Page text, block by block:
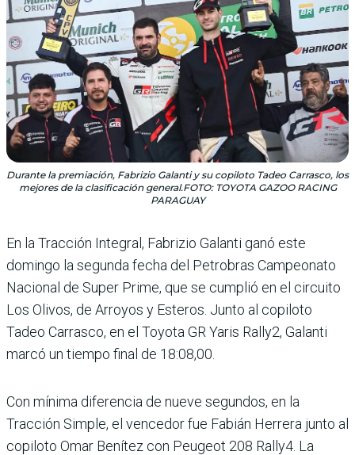
Durante la premiación, Fabrizio Galanti y su copiloto Tadeo Carrasco, los
mejores de la clasificación general.FOTO: TOYOTA GAZOO RACING
PARAGUAY
En la Tracción Integral, Fabrizio Galanti ganó este
domingo la segunda fecha del Petrobras Campeonato
Nacional de Super Prime, que se cumplió en el circuito
Los Olivos, de Arroyos y Esteros. Junto al copiloto
Tadeo Carrasco, en el Toyota GR Yaris Rally2, Galanti
marcó un tiempo final de 18:08,00.
Con mínima diferencia de nueve segundos, en la
Tracción Simple, el vencedor fue Fabián Herrera junto al
copiloto Omar Benítez con Peugeot 208 Rally4. La